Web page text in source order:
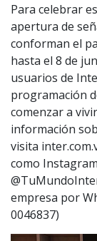
Para celebrar
apertura de
conforman el
hasta el 8 de
usuarios de
programación
comenzar a
información
visita
como
empresa por
0046837)